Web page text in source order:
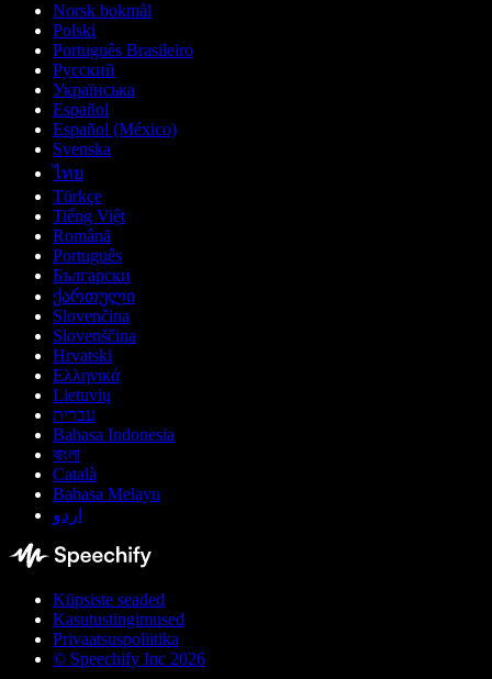
Norsk bokmål
Polski
Português Brasileiro
Русский
Українська
Español
Español (México)
Svenska
ไทย
Türkçe
Tiếng Việt
Română
Português
Български
ქართული
Slovenčina
Slovenščina
Hrvatski
Ελληνικά
Lietuvių
עברית
Bahasa Indonesia
বাংলা
Català
Bahasa Melayu
اردو
Küpsiste seaded
Kasutustingimused
Privaatsuspoliitika
© Speechify Inc 2026